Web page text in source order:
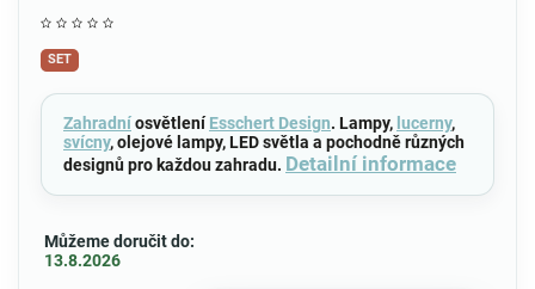
SET
ZahradníosvětleníEsschert Design. Lampy, lucerny,
svícny, olejové lampy, LED světla a pochodně různých
designů pro každou zahradu. Detailní informace
Můžeme doručit do:
13.8.2026